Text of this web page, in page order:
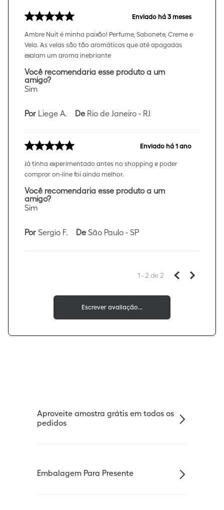
Enviado há 3 meses
Ambre Nuit é minha paixão! Perfume, Sabonete, Creme e
Vela. As velas são tão aromáticas que até apagadas
exalam um aroma inebriante
Você recomendaria esse produto a um
amigo?
Sim
Por Liege A. De Rio de Janeiro - RJ
Enviado há 1 ano
Já tinha experimentado antes no shopping e poder
comprar on-line foi ainda melhor.
Você recomendaria esse produto a um
amigo?
Sim
Por Sergio F. De São Paulo - SP
1 - 2de 2
Aproveite amostra grátis em todos os
pedidos
Embalagem Para Presente